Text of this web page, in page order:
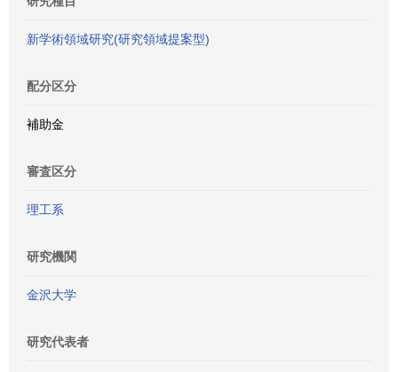
新学術領域研究(研究領域提案型)
配分区分
補助金
審査区分
理工系
研究機関
金沢大学
研究代表者